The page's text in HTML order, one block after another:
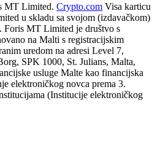
MT Limited. Crypto.com Visa karticu
u skladu sa svojom (izdavačkom)
Foris MT Limited je društvo s
na Malti s registracijskim
uredom na adresi Level 7,
SPK 1000, St. Julians, Malta,
usluge Malte kao financijska
elektroničkog novca prema 3.
(Institucije elektroničkog